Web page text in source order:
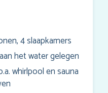
4 slaapkamers
het water gelegen
whirlpool en sauna